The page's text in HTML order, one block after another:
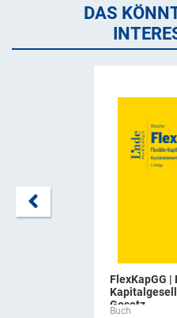
DAS
FlexKapGG
Gesetz ...
Buch